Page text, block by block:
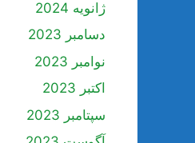
ژانویه 2024
دسامبر 2023
نوامبر 2023
اکتبر 2023
سپتامبر 2023